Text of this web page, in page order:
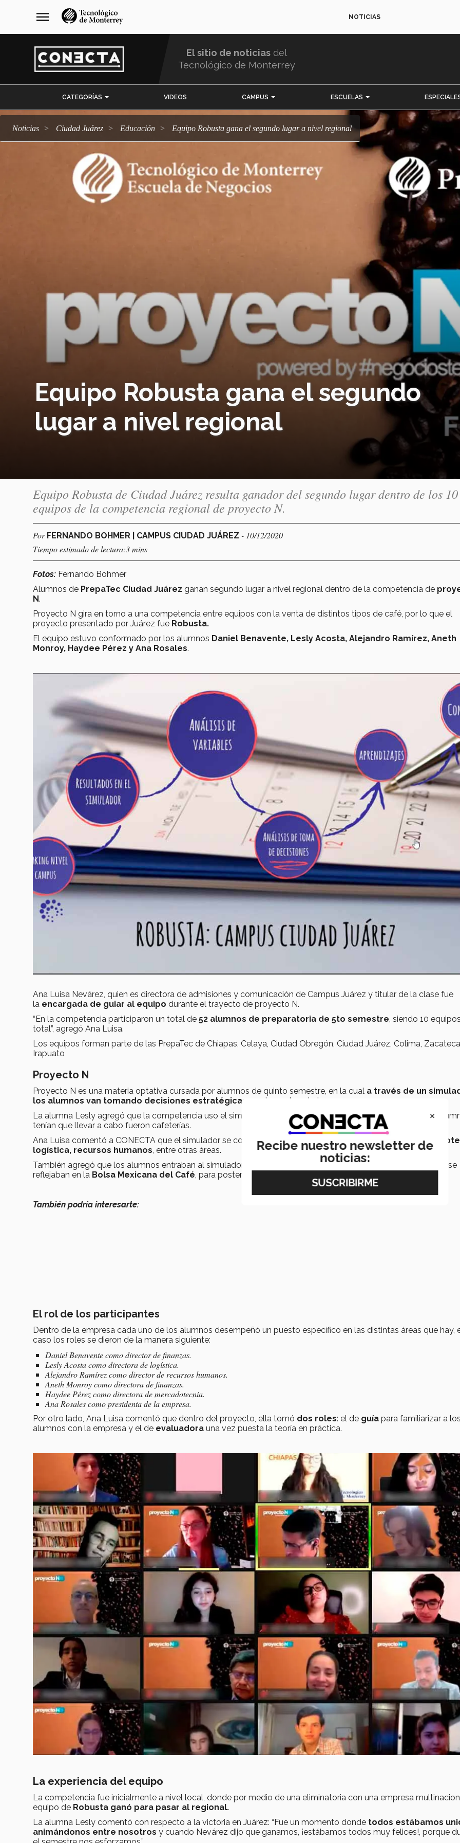
navegación
principal
menu NOTICIAS
El sitio de noticias del
Tecnológico de Monterrey
CATEGORÍAS VIDEOS CAMPUS ESCUELAS
Noticias Ciudad Juárez Educación Equipo Robusta gana el segundo lugar a nivel regional
Equipo Robusta gana el segundo
lugar a nivel regional
Equipo Robusta de Ciudad Juárez resulta ganador del segundo lugar dentro de los 10
equipos de la competencia regional de proyecto N.
Por FERNANDO BOHMER | CAMPUS CIUDAD JUÁREZ - 10/12/2020
Tiempo estimado de lectura:3 mins
Fotos: Fernando Bohmer
Alumnos de PrepaTec Ciudad Juárez ganan segundo lugar a nivel regional dentro de la competencia de
N.
Proyecto N gira en torno a una competencia entre equipos con la venta de distintos tipos de café, por lo que el
proyecto presentado por Juárez fue Robusta.
El equipo estuvo conformado por los alumnos Daniel Benavente, Lesly Acosta, Alejandro Ramírez, Aneth
Monroy, Haydee Pérez y Ana Rosales.
Ana Luisa Nevárez, quien es directora de admisiones y comunicación de Campus Juárez y titular de la clase fue
la encargada de guiar al equipo durante el trayecto de proyecto N.
“En la competencia participaron un total de 52 alumnos de preparatoria de 5to semestre, siendo 10
total”, agregó Ana Luisa.
Los equipos forman parte de las PrepaTec de Chiapas, Celaya, Ciudad Obregón, Ciudad Juárez, Colima,
Irapuato
Proyecto N
Proyecto N es una materia optativa cursada por alumnos de quinto semestre, en la cual a través de un
los alumnos van tomando decisiones estratégicas
que impactan cierta empresa.
La alumna Lesly agregó que la competencia uso el simulador
SIMULCOFFEE, donde las empresas que los
tenían que llevar a cabo fueron cafeterías.
Ana Luisa comentó a CONECTA que el simulador se comporta conforme a decisiones de
finanzas,
logística, recursos humanos, entre otras áreas.
También agregó que los alumnos entraban al simulador de proyecto N para la toma de decisiones, las cuales se
reflejaban en la Bolsa Mexicana del Café, para posteriormente hacer análisis de ellas.
También podría interesarte:
El rol de los participantes
Dentro de la empresa cada uno de los alumnos desempeñó un puesto específico en las distintas áreas que hay,
caso los roles se dieron de la manera siguiente:
Daniel Benavente como director de finanzas.
Lesly Acosta como directora de logística.
Alejandro Ramírez como director de recursos humanos.
Aneth Monroy como directora de finanzas.
Haydee Pérez como directora de mercadotecnia.
Ana Rosales como presidenta de la empresa.
Por otro lado, Ana Luisa comentó que dentro del proyecto, ella tomó dos roles: el de guía para familiarizar a los
alumnos con la empresa y el de evaluadora una vez puesta la teoría en práctica.
La experiencia del equipo
La competencia fue inicialmente a nivel local, donde por medio de una eliminatoria con una empresa
equipo de Robusta ganó para pasar al regional.
La alumna Lesly comentó con respecto a la victoria en Juárez: “Fue un momento donde todos estábamos
animándonos entre nosotros y cuando Nevárez dijo que ganamos, ¡estábamos todos muy felices!, porque
×
Recibe nuestro newsletter de
noticias: